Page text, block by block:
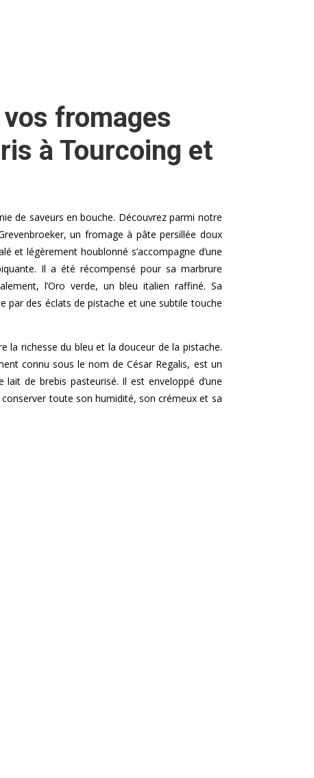
fromages
à Tourcoing et
de saveurs en bouche. Découvrez parmi notre
un fromage à pâte persillée doux
et légèrement houblonné s’accompagne d’une
Il a été récompensé pour sa marbrure
l’Oro verde, un bleu italien raffiné. Sa
par des éclats de pistache et une subtile touche
la richesse du bleu et la douceur de la pistache.
connu sous le nom de César Regalis, est un
de brebis pasteurisé. Il est enveloppé d’une
conserver toute son humidité, son crémeux et sa